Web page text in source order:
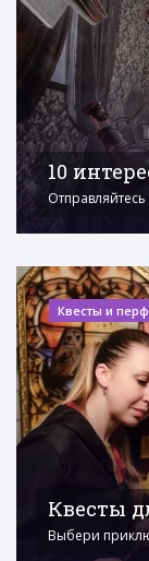
10
Квесты и
Квесты
Выбери